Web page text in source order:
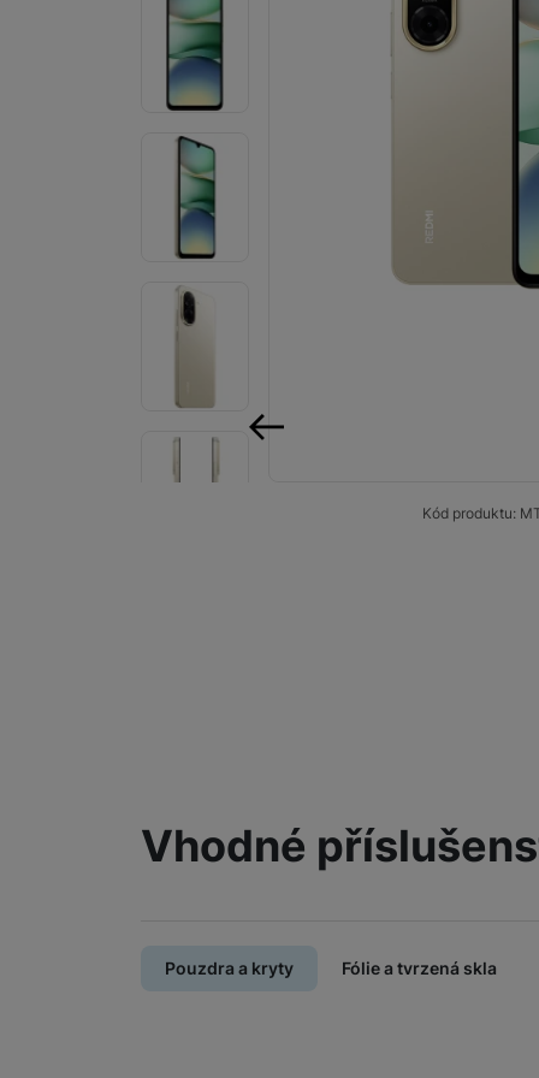
Smart
Ventilátory
Počítače a notebooky
Herní zóna
Péče o zdraví a tělo
Kód produktu:
Vhodné
Pouzdra a kryty Fólie a tvrzená skla